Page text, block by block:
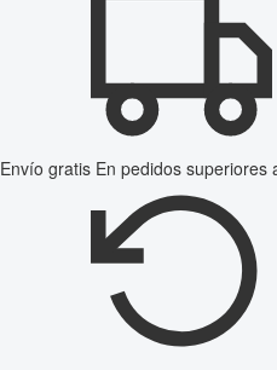
Envío gratis En pedidos superiores